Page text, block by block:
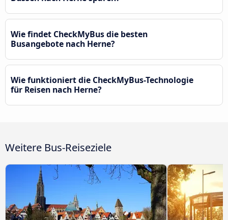
Wie findet CheckMyBus die besten
Busangebote nach Herne?
Wie funktioniert die CheckMyBus-Technologie
für Reisen nach Herne?
Weitere Bus-Reiseziele